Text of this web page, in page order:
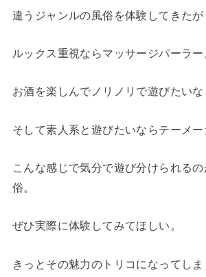
違うジャンルの風俗を体験してきたが
ルックス重視ならマッサージパーラー
お酒を楽しんでノリノリで遊びたいな
そして素人系と遊びたいならテーメー
こんな感じで気分で遊び分けられる
俗。
ぜひ実際に体験してみてほしい。
きっとその魅力のトリコになってしま